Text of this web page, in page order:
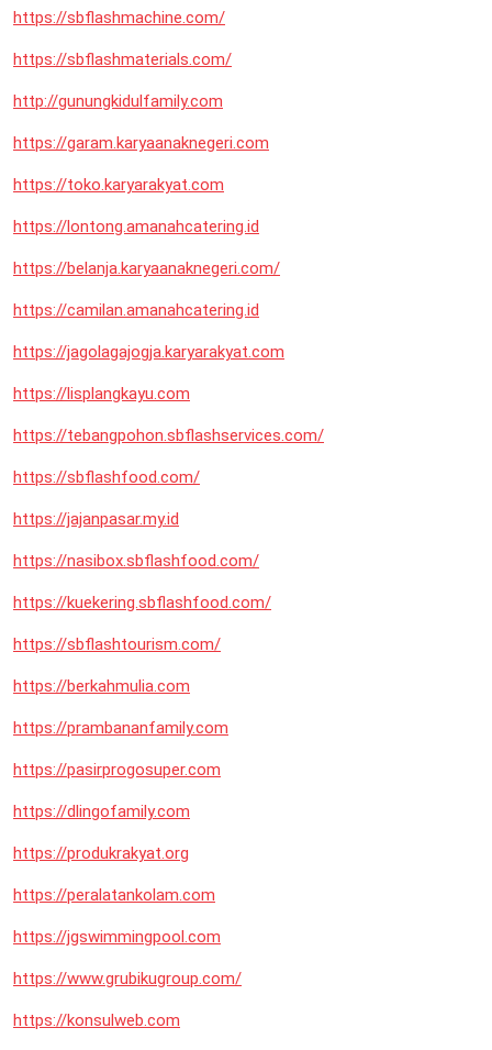
https://sbflashmachine.com/
https://sbflashmaterials.com/
http://gunungkidulfamily.com
https://garam.karyaanaknegeri.com
https://toko.karyarakyat.com
https://lontong.amanahcatering.id
https://belanja.karyaanaknegeri.com/
https://camilan.amanahcatering.id
https://jagolagajogja.karyarakyat.com
https://lisplangkayu.com
https://tebangpohon.sbflashservices.com/
https://sbflashfood.com/
https://jajanpasar.my.id
https://nasibox.sbflashfood.com/
https://kuekering.sbflashfood.com/
https://sbflashtourism.com/
https://berkahmulia.com
https://prambananfamily.com
https://pasirprogosuper.com
https://dlingofamily.com
https://produkrakyat.org
https://peralatankolam.com
https://jgswimmingpool.com
https://www.grubikugroup.com/
https://konsulweb.com